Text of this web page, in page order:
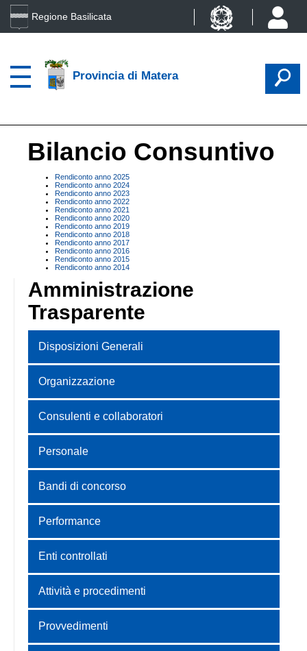
Regione Basilicata
Provincia di Matera
Bilancio Consuntivo
Rendiconto anno 2025
Rendiconto anno 2024
Rendiconto anno 2023
Rendiconto anno 2022
Rendiconto anno 2021
Rendiconto anno 2020
Rendiconto anno 2019
Rendiconto anno 2018
Rendiconto anno 2017
Rendiconto anno 2016
Rendiconto anno 2015
Rendiconto anno 2014
Amministrazione
Trasparente
Disposizioni Generali
Organizzazione
Consulenti e collaboratori
Personale
Bandi di concorso
Performance
Enti controllati
Attività e procedimenti
Provvedimenti